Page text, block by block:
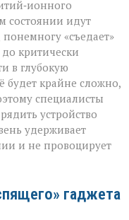
состоянии идут
«съедает»
критически
в глубокую
будет крайне сложно,
специалисты
устройство
удерживает
и не провоцирует
гаджета